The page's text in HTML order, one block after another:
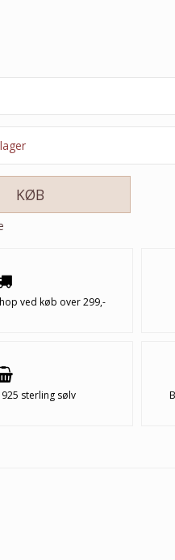
KØB
ved køb over 299,-
sterling sølv